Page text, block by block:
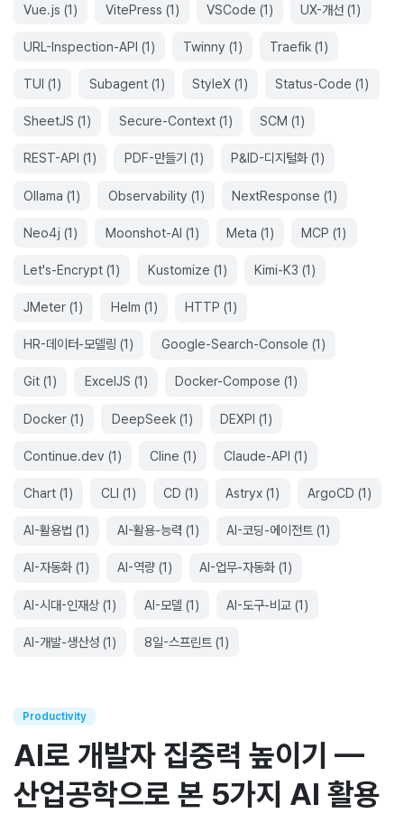
Vue.js (1) VitePress (1) VSCode (1) UX-개선 (1)
URL-Inspection-API (1) Twinny (1) Traefik(1)
TUI (1) Subagent(1) StyleX(1) Status-Code (1)
SheetJS (1) Secure-Context(1) SCM (1)
REST-API (1) PDF-만들기 (1) P&ID-디지털화(1)
Ollama (1) Observability (1) NextResponse (1)
Neo4j (1) Moonshot-AI (1) Meta (1) MCP (1)
Let's-Encrypt (1) Kustomize (1) Kimi-K3 (1)
JMeter (1) Helm (1) HTTP (1)
HR-데이터-모델링 (1) Google-Search-Console (1)
Git (1 ) ExcelJS (1 ) Docker-Compose (1 )
Docker (1) DeepSeek(1) DEXPI (1)
Continue.dev (1) Cline (1) Claude-API (1)
Chart (1) CLI (1) CD (1) Astryx (1) ArgoCD (1)
AI-활용법 (1) AI-활용-능력 (1) AI-코딩-에이전트 (1)
AI-자동화 (1) AI-역량(1) AI-업무-자동화(1)
AI-시대-인재상 (1) AI-모델 (1) AI-도구-비교(1)
AI-개발-생산성 (1) 8일-스프린트 (1)
Productivity
AI로 개발자 집중력 높이기 —
산업공학으로 본 5가지 AI 활용